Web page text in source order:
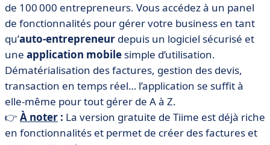
de 100 000 entrepreneurs. Vous accédez à un panel
de fonctionnalités pour gérer votre business en tant
qu’auto-entrepreneur depuis un logiciel sécurisé et
une application mobile simple d’utilisation.
Dématérialisation des factures, gestion des devis,
transaction en temps réel… l’application se suffit à
elle-même pour tout gérer de A à Z.
👉 À noter : La version gratuite de Tiime est déjà riche
en fonctionnalités et permet de créer des factures et